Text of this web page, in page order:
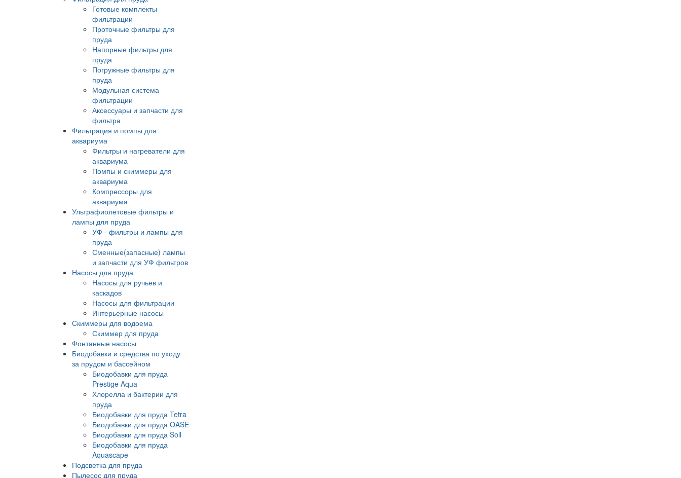
Готовые комплекты
фильтрации
Проточные фильтры для
пруда
Напорные фильтры для
пруда
Погружные фильтры для
пруда
Модульная система
фильтрации
Аксессуары и запчасти для
фильтра
Фильтрация и помпы для
аквариума
Фильтры и нагреватели для
аквариума
Помпы и скиммеры для
аквариума
Компрессоры для
аквариума
Ультрафиолетовые фильтры и
лампы для пруда
УФ - фильтры и лампы для
пруда
Сменные(запасные) лампы
и запчасти для УФ фильтров
Насосы для пруда
Насосы для ручьев и
каскадов
Насосы для фильтрации
Интерьерные насосы
Скиммеры для водоема
Скиммер для пруда
Фонтанные насосы
Биодобавки и средства по уходу
за прудом и бассейном
Биодобавки для пруда
Prestige Aqua
Хлорелла и бактерии для
пруда
Биодобавки для пруда Tetra
Биодобавки для пруда OASE
Биодобавки для пруда Soll
Биодобавки для пруда
Aquascape
Подсветка для пруда
Пылесос для пруда